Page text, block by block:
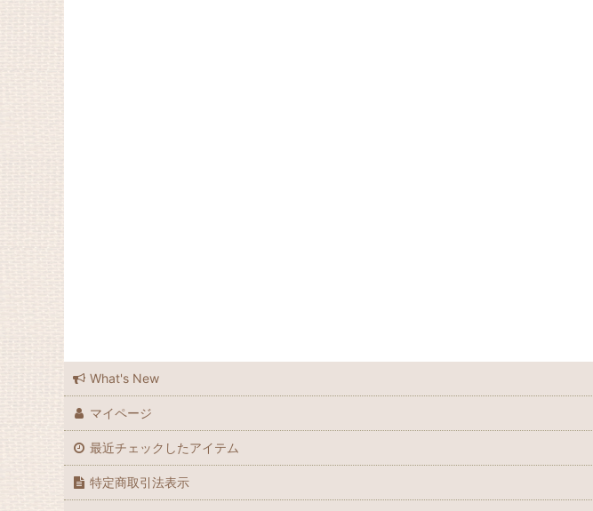
What's New
マイページ
最近チェックしたアイテム
特定商取引法表示